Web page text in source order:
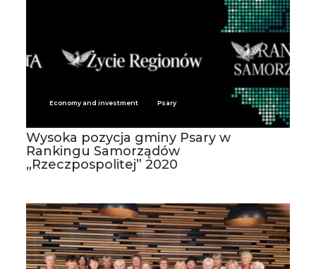
Economy and investment Psary
Wysoka pozycja gminy Psary w
Rankingu Samorządów
„Rzeczpospolitej” 2020